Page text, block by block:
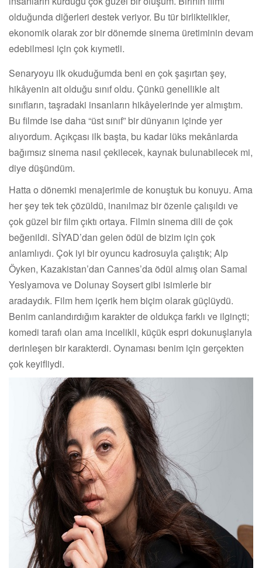
olduğunda diğerleri destek veriyor. Bu tür birliktelikler,
ekonomik olarak zor bir dönemde sinema üretiminin devam
edebilmesi için çok kıymetli.
Senaryoyu ilk okuduğumda beni en çok şaşırtan şey,
hikâyenin ait olduğu sınıf oldu. Çünkü genellikle alt
sınıfların, taşradaki insanların hikâyelerinde yer almıştım.
Bu filmde ise daha “üst sınıf” bir dünyanın içinde yer
alıyordum. Açıkçası ilk başta, bu kadar lüks mekânlarda
bağımsız sinema nasıl çekilecek, kaynak bulunabilecek mi,
diye düşündüm.
Hatta o dönemki menajerimle de konuştuk bu konuyu. Ama
her şey tek tek çözüldü, inanılmaz bir özenle çalışıldı ve
çok güzel bir film çıktı ortaya. Filmin sinema dili de çok
beğenildi. SİYAD’dan gelen ödül de bizim için çok
anlamlıydı. Çok iyi bir oyuncu kadrosuyla çalıştık; Alp
Öyken, Kazakistan’dan Cannes’da ödül almış olan Samal
Yeslyamova ve Dolunay Soysert gibi isimlerle bir
aradaydık. Film hem içerik hem biçim olarak güçlüydü.
Benim canlandırdığım karakter de oldukça farklı ve ilginçti;
komedi tarafı olan ama incelikli, küçük espri dokunuşlarıyla
derinleşen bir karakterdi. Oynaması benim için gerçekten
çok keyifliydi.